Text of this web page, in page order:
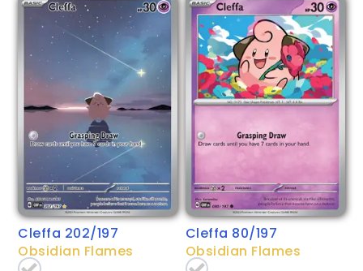
Cleffa 202/197
Obsidian Flames
Cleffa 80/197
Obsidian Flames